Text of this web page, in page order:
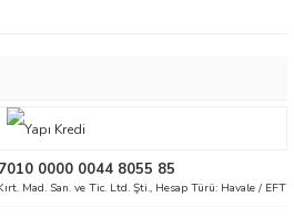
0000 0044 8055 85
Mad. San. ve Tic. Ltd. Şti., Hesap Türü: Havale / EFT